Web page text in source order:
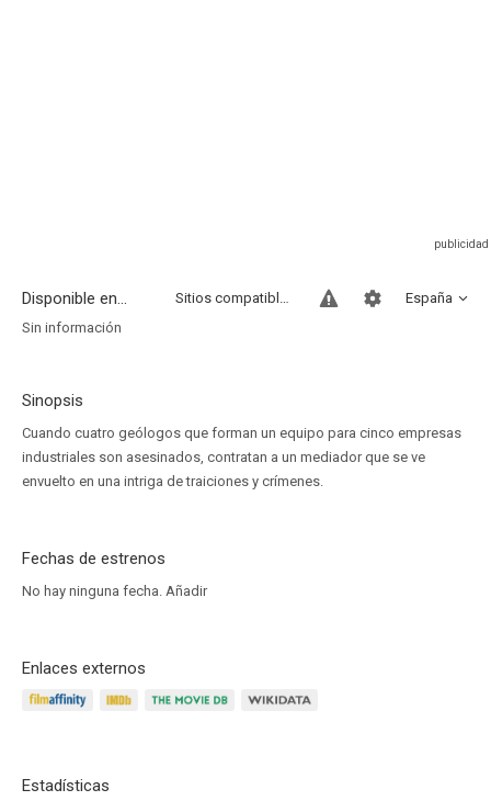
Disponible en... España
Sitios compatibles
Sin información
Sinopsis
Cuando cuatro geólogos que forman un equipo para cinco empresas
industriales son asesinados, contratan a un mediador que se ve
envuelto en una intriga de traiciones y crímenes.
Fechas de estrenos
No hay ninguna fecha. Añadir
Enlaces externos
Estadísticas